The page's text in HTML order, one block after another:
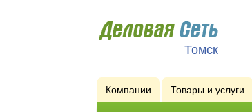
Томск
Компании Товары и услуги